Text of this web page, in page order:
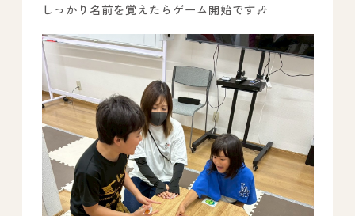
しっかり名前を覚えたらゲーム開始です🎶